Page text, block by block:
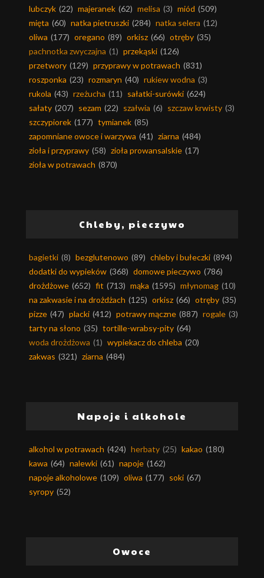
lubczyk (22) majeranek (62) melisa (3) miód (509)
mięta (60) natka pietruszki (284) natka selera (12)
oliwa (177) oregano (89) orkisz (66) otręby (35)
pachnotka zwyczajna (1) przekąski (126)
przetwory (129) przyprawy w potrawach (831)
roszponka (23) rozmaryn (40) rukiew wodna (3)
rukola (43) rzeżucha (11) sałatki-surówki (624)
sałaty (207) sezam (22) szałwia (6) szczaw krwisty (3)
szczypiorek (177) tymianek (85)
zapomniane owoce i warzywa (41) ziarna (484)
zioła i przyprawy (58) zioła prowansalskie (17)
zioła w potrawach (870)
Chleby, pieczywo
bagietki (8) bezglutenowo (89) chleby i bułeczki (894)
dodatki do wypieków (368) domowe pieczywo (786)
drożdżowe (652) fit (713) mąka (1595) młynomag (10)
na zakwasie i na drożdżach (125) orkisz (66) otręby (35)
pizze (47) placki (412) potrawy mączne (887) rogale (3)
tarty na słono (35) tortille-wrabsy-pity (64)
woda drożdżowa (1) wypiekacz do chleba (20)
zakwas (321) ziarna (484)
Napoje i alkohole
alkohol w potrawach (424) herbaty (25) kakao (180)
kawa (64) nalewki (61) napoje (162)
napoje alkoholowe (109) oliwa (177) soki (67)
syropy (52)
Owoce